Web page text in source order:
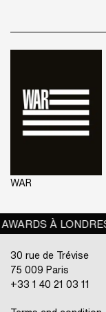
WAR
À LONDRES
30 rue de Trévise
75 009 Paris
+33 1 40 21 03 11